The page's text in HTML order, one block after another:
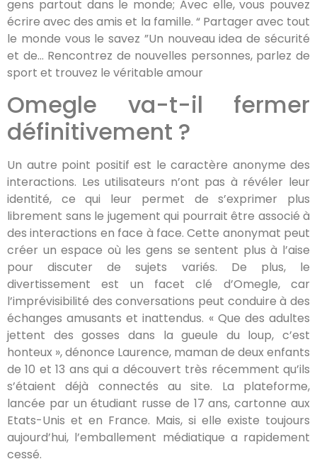
gens partout dans le monde; Avec elle, vous pouvez
écrire avec des amis et la famille. “ Partager avec tout
le monde vous le savez ”Un nouveau idea de sécurité
et de… Rencontrez de nouvelles personnes, parlez de
sport et trouvez le véritable amour
Omegle va-t-il fermer
définitivement ?
Un autre point positif est le caractère anonyme des
interactions. Les utilisateurs n’ont pas à révéler leur
identité, ce qui leur permet de s’exprimer plus
librement sans le jugement qui pourrait être associé à
des interactions en face à face. Cette anonymat peut
créer un espace où les gens se sentent plus à l’aise
pour discuter de sujets variés. De plus, le
divertissement est un facet clé d’Omegle, car
l’imprévisibilité des conversations peut conduire à des
échanges amusants et inattendus. « Que des adultes
jettent des gosses dans la gueule du loup, c’est
honteux », dénonce Laurence, maman de deux enfants
de 10 et 13 ans qui a découvert très récemment qu’ils
s’étaient déjà connectés au site. La plateforme,
lancée par un étudiant russe de 17 ans, cartonne aux
Etats-Unis et en France. Mais, si elle existe toujours
aujourd’hui, l’emballement médiatique a rapidement
cessé.